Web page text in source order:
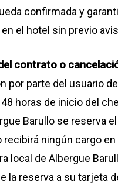
confirmada y
el hotel sin previo
contrato o
por parte del usuario
horas de inicio del
Barullo se reserva
recibirá ningún cargo
local de Albergue
la reserva a su tarjeta